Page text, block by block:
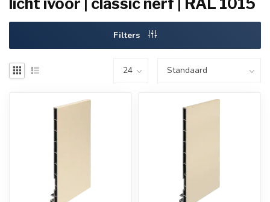
licht ivoor | classic nerf | RAL 1015
Filters